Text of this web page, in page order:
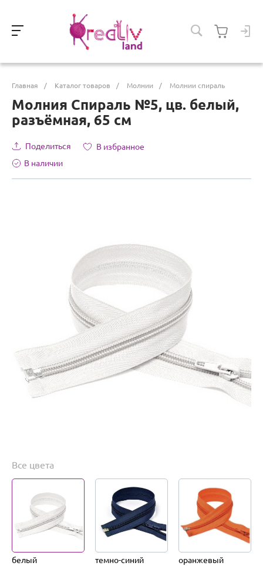
Главная / Каталог товаров / Молнии / Молнии спираль
Молния Спираль №5, цв. белый,
разъёмная, 65 см
Поделиться
В избранное
В наличии
Все цвета
белый темно-синий оранжевый